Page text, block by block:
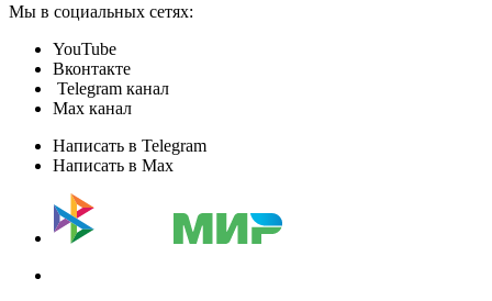
Мы в социальных сетях:
YouTube
Вконтакте
Telegram канал
Max канал
Написать в Telegram
Написать в Max